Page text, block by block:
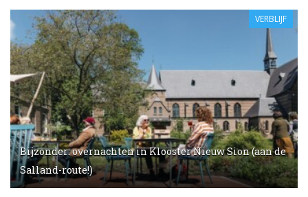
Bijzonder: overnachten in Klooster Nieuw Sion (aan de
Salland-route!)
VERBLIJF